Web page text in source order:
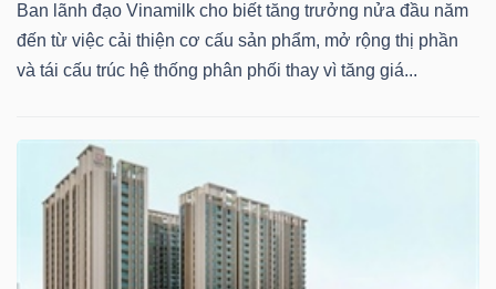
Ban lãnh đạo Vinamilk cho biết tăng trưởng nửa đầu năm
đến từ việc cải thiện cơ cấu sản phẩm, mở rộng thị phần
và tái cấu trúc hệ thống phân phối thay vì tăng giá...
VS-
SECTOR
NĂNG
LƯỢNG